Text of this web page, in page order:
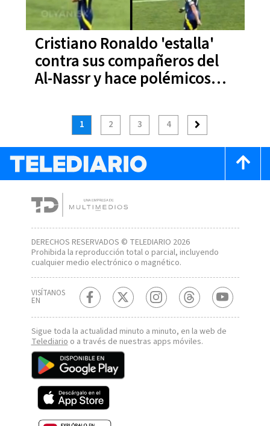
Cristiano Ronaldo 'estalla'
contra sus compañeros del
Al-Nassr y hace polémicos
1 2 3 4
DERECHOS RESERVADOS © TELEDIARIO 2026
Prohibida la reproducción total o parcial, incluyendo
cualquier medio electrónico o magnético.
VISÍTANOS
EN
Sigue toda la actualidad minuto a minuto, en la web de
Telediario o a través de nuestras apps móviles.